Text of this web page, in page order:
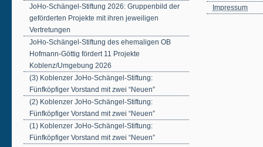
JoHo-Schängel-Stiftung 2026: Gruppenbild der
geförderten Projekte mit ihren jeweiligen
Vertretungen
JoHo-Schängel-Stiftung des ehemaligen OB
Hofmann-Göttig fördert 11 Projekte
Koblenz/Umgebung 2026
(3) Koblenzer JoHo-Schängel-Stiftung:
Fünfköpfiger Vorstand mit zwei “Neuen”
(2) Koblenzer JoHo-Schängel-Stiftung:
Fünfköpfiger Vorstand mit zwei “Neuen”
(1) Koblenzer JoHo-Schängel-Stiftung:
Fünfköpfiger Vorstand mit zwei “Neuen”
Impressum